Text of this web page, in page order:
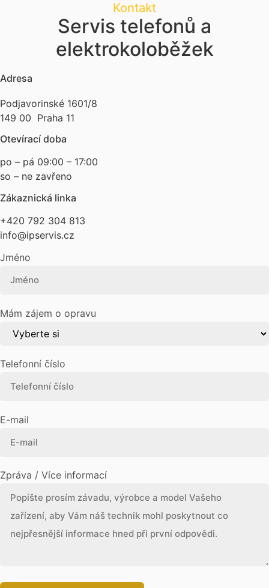
Kontakt
Servis telefonů a
elektrokoloběžek
Adresa
Podjavorinské 1601/8
149 00 Praha 11
Otevírací doba
po – pá 09:00 – 17:00
so – ne zavřeno
Zákaznická linka
+420 792 304 813
info@ipservis.cz
Jméno
Mám zájem o opravu
Telefonní číslo
E-mail
Zpráva / Více informací